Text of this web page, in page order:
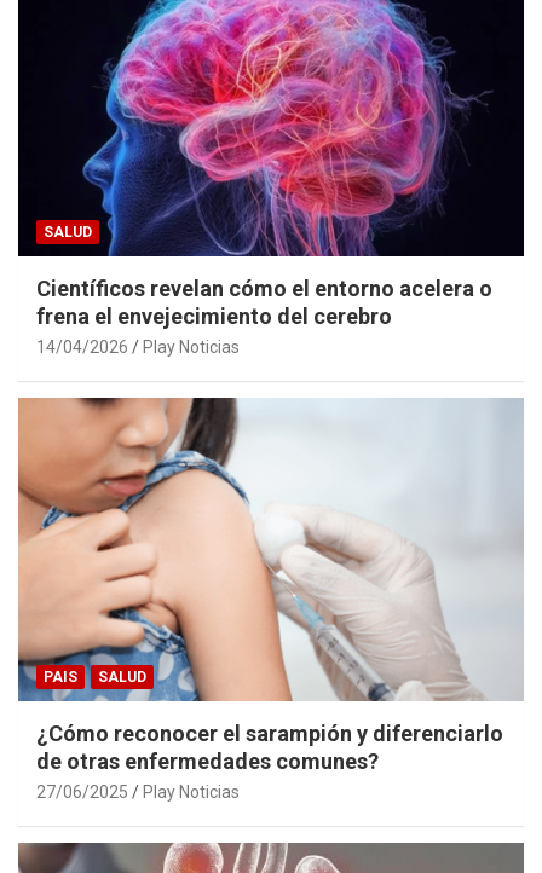
SALUD
Científicos revelan cómo el entorno acelera o
frena el envejecimiento del cerebro
14/04/2026 Play Noticias
PAIS SALUD
¿Cómo reconocer el sarampión y diferenciarlo
de otras enfermedades comunes?
27/06/2025 Play Noticias